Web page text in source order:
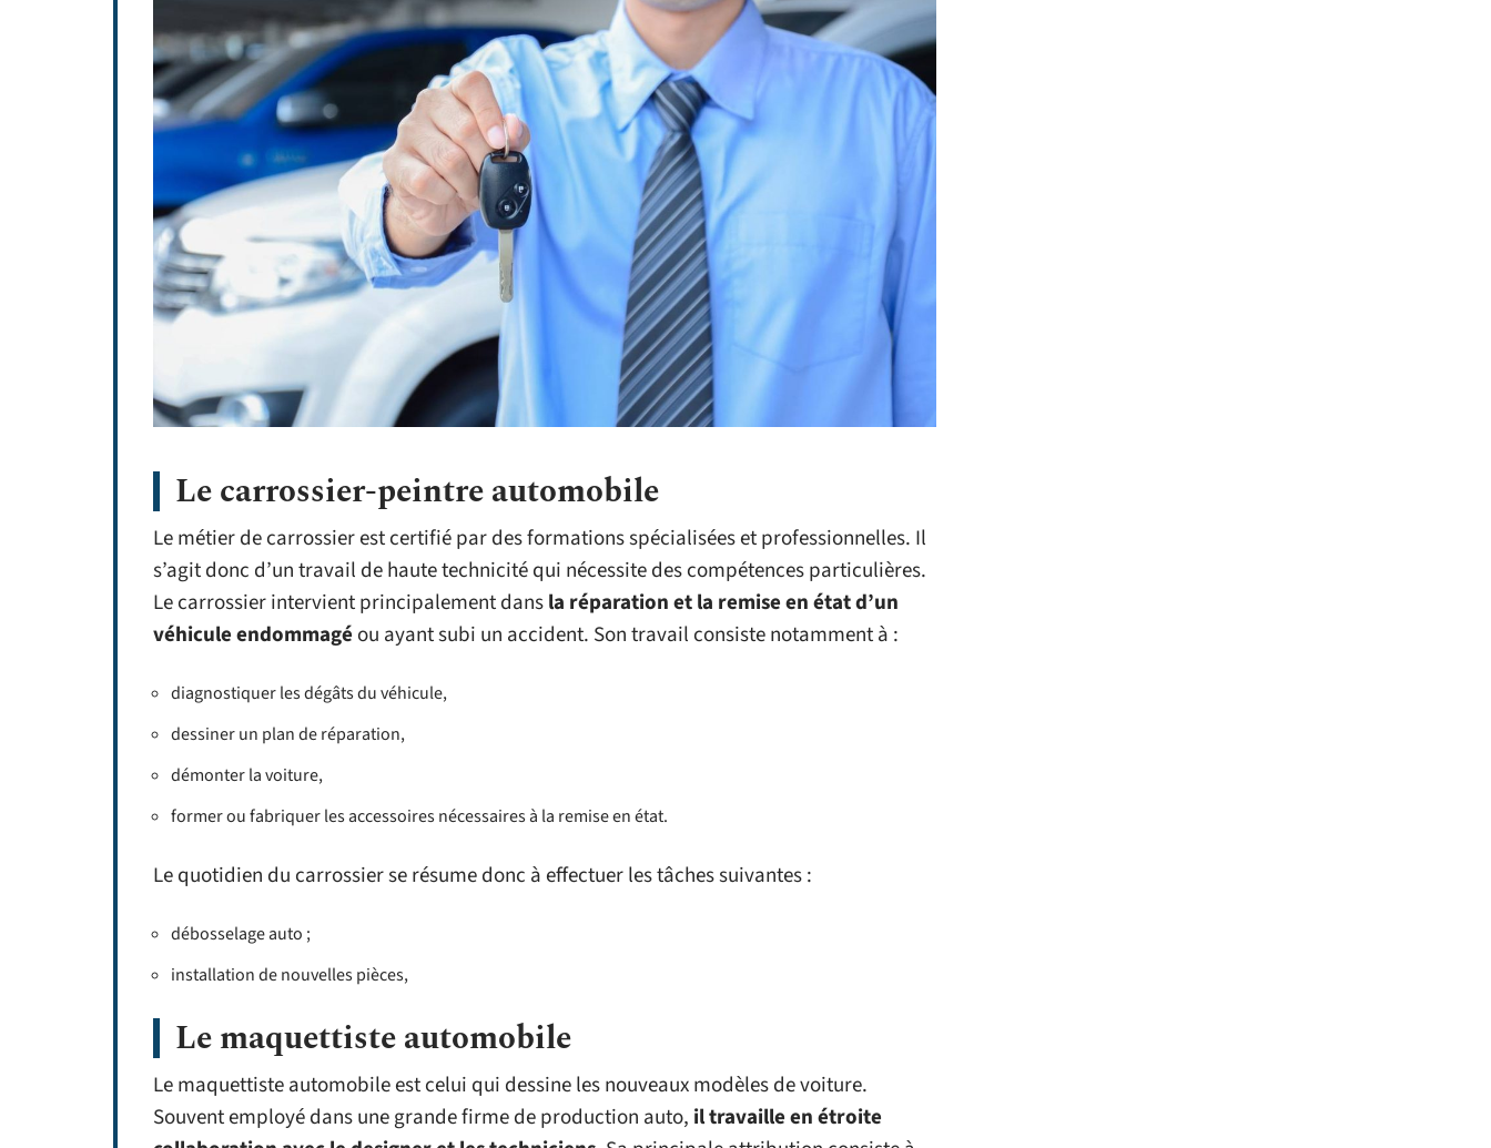
Le carrossier-peintre automobile
Le métier de carrossier est certifié par des formations spécialisées et professionnelles. Il
s’agit donc d’un travail de haute technicité qui nécessite des compétences particulières.
Le carrossier intervient principalement dansla réparation et la remise en état d’un
véhicule endommagé ou ayant subi un accident. Son travail consiste notamment à :
diagnostiquer les dégâts du véhicule,
dessiner un plan de réparation,
démonter la voiture,
former ou fabriquer les accessoires nécessaires à la remise en état.
Le quotidien du carrossier se résume donc à effectuer les tâches suivantes :
débosselage auto ;
installation de nouvelles pièces,
Le maquettiste automobile
Le maquettiste automobile est celui qui dessine les nouveaux modèles de voiture.
Souvent employé dans une grande firme de production auto, il travaille en étroite